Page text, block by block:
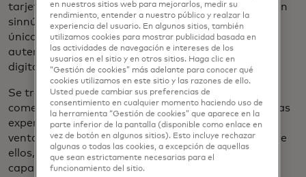
tarjetas de acceso a la oficina y contraseñas para un
sinnúmero de servicios que ocupamos a diario. Un
único centro de control que nos permitirá
autenticarnos en múltiples situaciones, física o
digitalmente.
Se trata de buenas noticias para consumidores,
comercios y compañías. Estos cambios mejorarán las
experiencias de pago, los procesos de gestión de
ventas y abrirán la puerta a mayores desafíos. Entre
ellos, uno que hoy está cobrando relevancia por su
capacidad transformadora e integradora en la
en nuestros sitios web para mejorarlos, medir su
rendimiento, entender a nuestro público y realzar la
experiencia del usuario. En algunos sitios, también
utilizamos cookies para mostrar publicidad basada en
las actividades de navegación e intereses de los
usuarios en el sitio y en otros sitios. Haga clic en
“Gestión de cookies” más adelante para conocer qué
cookies utilizamos en este sitio y las razones de ello.
Usted puede cambiar sus preferencias de
consentimiento en cualquier momento haciendo uso de
la herramienta “Gestión de cookies” que aparece en la
parte inferior de la pantalla (disponible como enlace en
vez de botón en algunos sitios). Esto incluye rechazar
algunas o todas las cookies, a excepción de aquellas
que sean estrictamente necesarias para el
funcionamiento del sitio.